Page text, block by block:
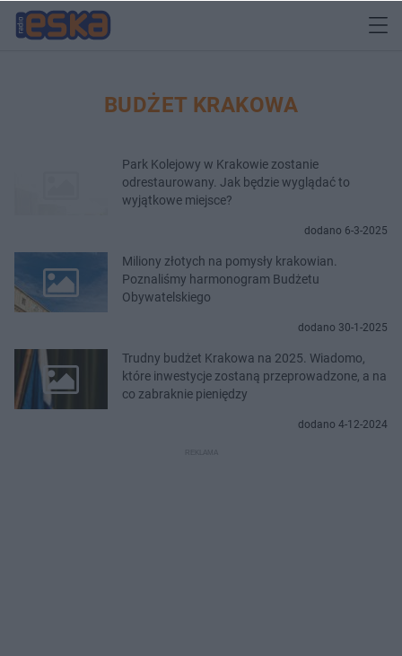
BUDŻET KRAKOWA
Park Kolejowy w Krakowie zostanie
odrestaurowany. Jak będzie wyglądać to
wyjątkowe miejsce?
dodano 6-3-2025
Miliony złotych na pomysły krakowian.
Poznaliśmy harmonogram Budżetu
Obywatelskiego
dodano 30-1-2025
Trudny budżet Krakowa na 2025. Wiadomo,
które inwestycje zostaną przeprowadzone, a na
co zabraknie pieniędzy
dodano 4-12-2024